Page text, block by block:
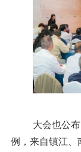
大会也公布
例，来自镇江、